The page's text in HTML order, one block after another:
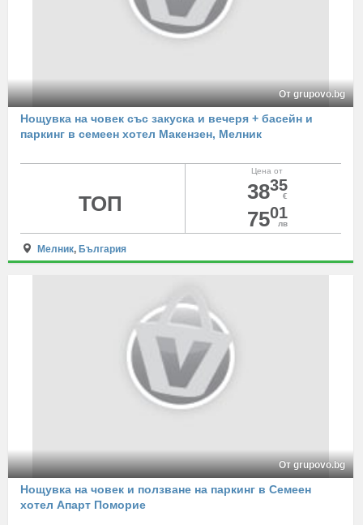
От grupovo.bg
Нощувка на човек със закуска и вечеря + басейн и
паркинг в семеен хотел Макензен, Мелник
Цена от
3835
€
7501
лв
ТОП
Мелник, България
От grupovo.bg
Нощувка на човек и ползване на паркинг в Семеен
хотел Апарт Поморие